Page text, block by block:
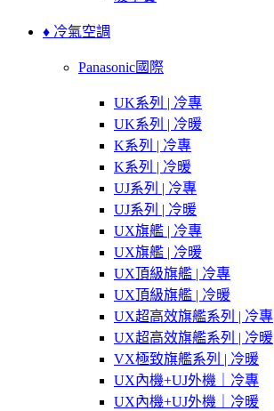
♦ 冷氣空調
Panasonic國際
UK系列 | 冷專
UK系列 | 冷暖
K系列 | 冷專
K系列 | 冷暖
UJ系列 | 冷專
UJ系列 | 冷暖
UX旗艦 | 冷專
UX旗艦 | 冷暖
UX頂級旗艦 | 冷專
UX頂級旗艦 | 冷暖
UX超高效旗艦系列 | 冷專
UX超高效旗艦系列 | 冷暖
VX極致旗艦系列 | 冷暖
UX內機+UJ外機｜冷專
UX內機+UJ外機｜冷暖